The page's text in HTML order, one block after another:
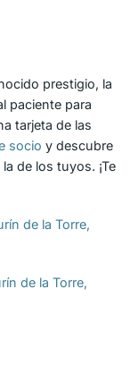
prestigio, la
paciente para
tarjeta de las
socio y descubre
de los tuyos. ¡Te
de la Torre,
de la Torre,